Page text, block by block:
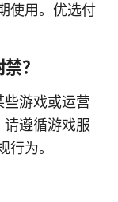
使用。优选付
？
游戏或运营
遵循游戏服
为。